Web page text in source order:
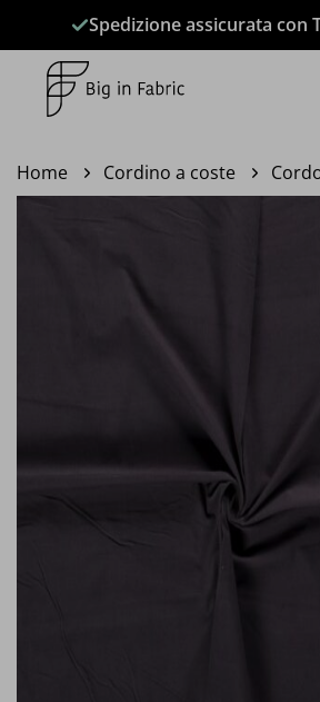
contenuti
Spedizione assicurata con
Home Cordino a coste